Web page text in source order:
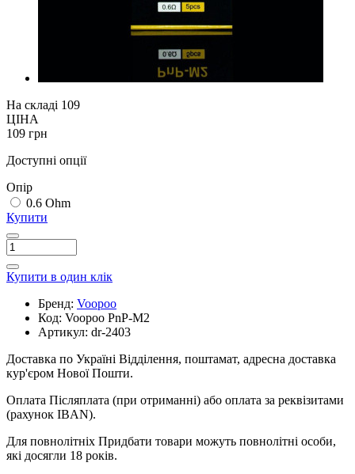
На складі 109
ЦІНА
109 грн
Доступні опції
Опір
0.6 Ohm
Купити
Купити в один клік
Бренд: Voopoo
Код: Voopoo PnP-M2
Артикул: dr-2403
Доставка по Україні Відділення, поштамат, адресна доставка
кур'єром Нової Пошти.
Оплата Післяплата (при отриманні) або оплата за реквізитами
(рахунок IBAN).
Для повнолітніх Придбати товари можуть повнолітні особи,
які досягли 18 років.